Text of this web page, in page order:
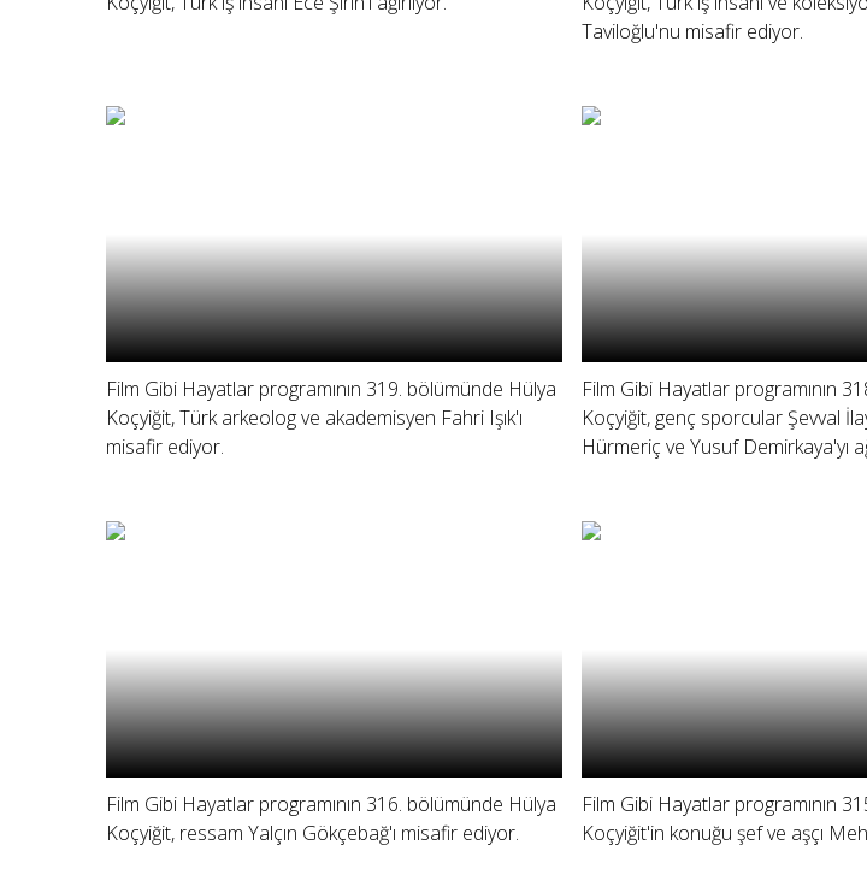
Taviloğlu'nu misafir ediyor.
Film Gibi Hayatlar programının 319. bölümünde Hülya
Koçyiğit, Türk arkeolog ve akademisyen Fahri Işık'ı
misafir ediyor.
Film Gibi Hayatlar programının
Koçyiğit, genç sporcular Şevval
Hürmeriç ve Yusuf Demirkaya'yı
Film Gibi Hayatlar programının 316. bölümünde Hülya
Koçyiğit, ressam Yalçın Gökçebağ'ı misafir ediyor.
Film Gibi Hayatlar programının
Koçyiğit'in konuğu şef ve aşçı